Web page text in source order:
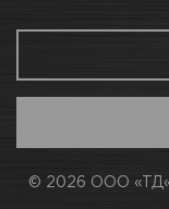
Новосибирск,
АВТОПАРК
© 2026 ООО